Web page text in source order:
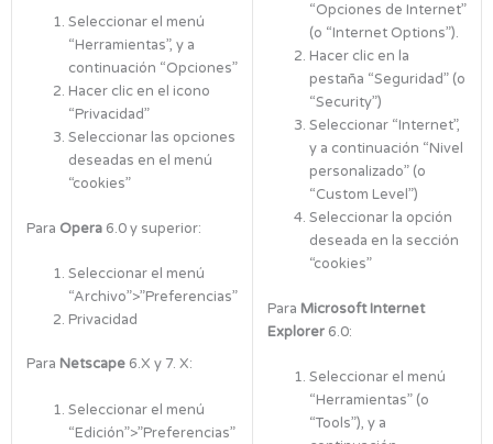
Seleccionar el menú
“Herramientas”, y a
continuación “Opciones”
Hacer clic en el icono
“Privacidad”
Seleccionar las opciones
deseadas en el menú
“cookies”
Para Opera6.0 y superior:
Seleccionar el menú
“Archivo”>”Preferencias”
Privacidad
Para Netscape6.X y 7. X:
Seleccionar el menú
“Edición”>”Preferencias”
“Opciones de Internet”
(o “Internet Options”).
Hacer clic en la
pestaña “Seguridad” (o
“Security”)
Seleccionar “Internet”,
y a continuación “Nivel
personalizado” (o
“Custom Level”)
Seleccionar la opción
deseada en la sección
“cookies”
Para Microsoft Internet
Explorer6.0:
Seleccionar el menú
“Herramientas” (o
“Tools”), y a